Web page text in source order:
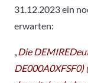
31.12.2023 ein
erwarten:
„Die
DE000A0XFSF0)